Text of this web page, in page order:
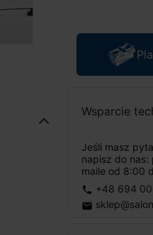
Wsparcie
Jeśli masz
napisz do
maile od 8:00
phone +48 694
email